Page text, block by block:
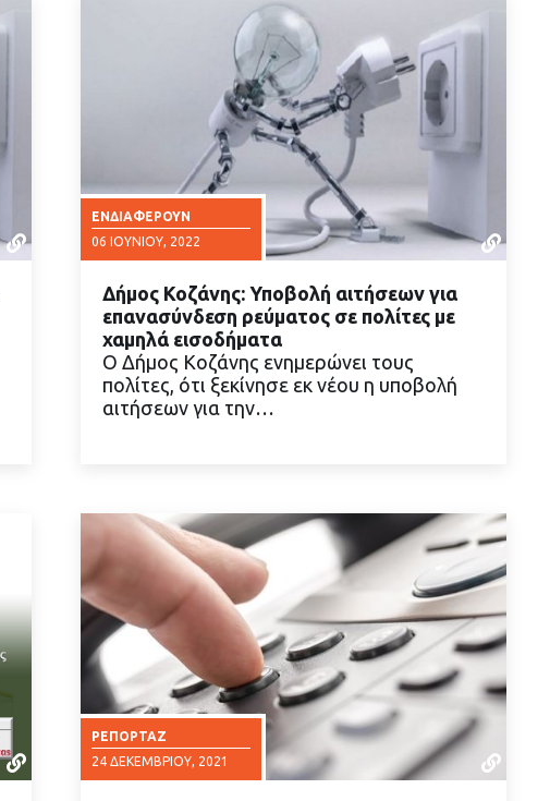
ΕΝΔΙΑΦΈΡΟΥΝ
06 ΙΟΥΝΊΟΥ, 2022
ΔΙΑΒΑΣΤΕ ΠΕΡΙΣΣΟΤΕΡΑ
Δήμος Κοζάνης: Υποβολή αιτήσεων για
επανασύνδεση ρεύματος σε πολίτες με
χαμηλά εισοδήματα
Ο Δήμος Κοζάνης ενημερώνει τους
πολίτες, ότι ξεκίνησε εκ νέου η υποβολή
αιτήσεων για την…
ΡΕΠΟΡΤΆΖ
24 ΔΕΚΕΜΒΡΊΟΥ, 2021